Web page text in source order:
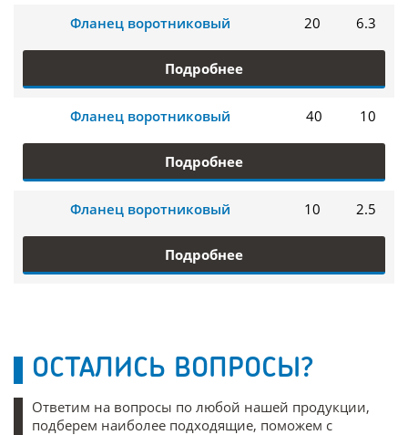
Фланец воротниковый 20 6.3
Подробнее
Фланец воротниковый 40 10
Подробнее
Фланец воротниковый 10 2.5
Подробнее
ОСТАЛИСЬ ВОПРОСЫ?
Ответим на вопросы по любой нашей продукции,
подберем наиболее подходящие, поможем с